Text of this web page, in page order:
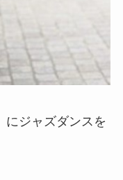
にジャズダンスを